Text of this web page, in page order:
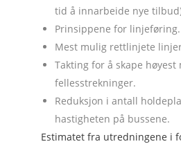
tid å innarbeide nye
Prinsippene for linjeføring.
Mest mulig rettlinjete
Takting for å skape høyest
fellesstrekninger.
Reduksjon i antall
hastigheten på bussene.
Estimatet fra utredningene i